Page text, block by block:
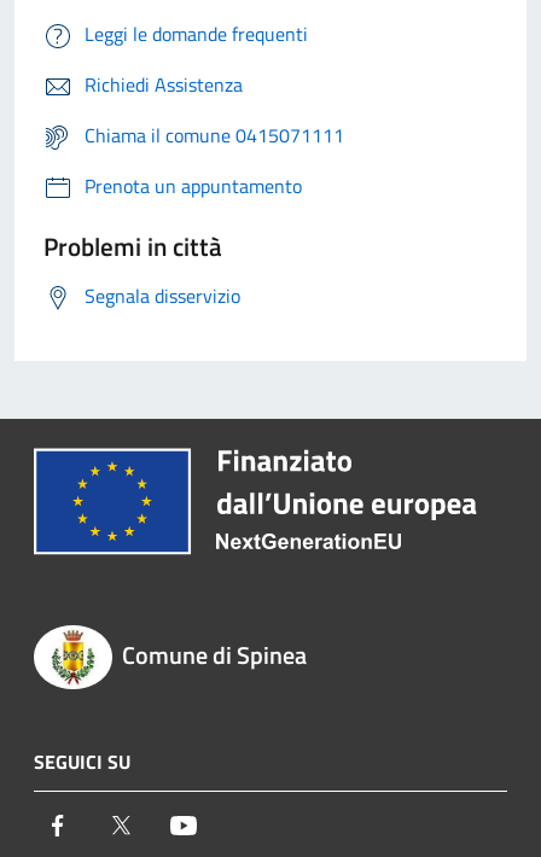
Leggi le domande frequenti
Richiedi Assistenza
Chiama il comune 0415071111
Prenota un appuntamento
Problemi in città
Segnala disservizio
Comune di Spinea
SEGUICI SU
Facebook Twitter